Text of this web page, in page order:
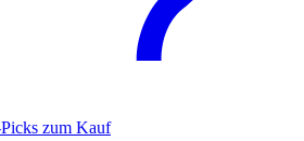
zum Kauf